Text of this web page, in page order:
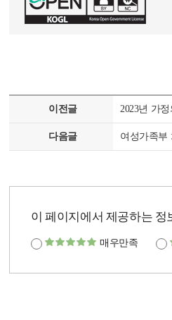
이전글 2023년 가
다음글 여성가족부
이 페이지에서 제공하는 정
매우만족